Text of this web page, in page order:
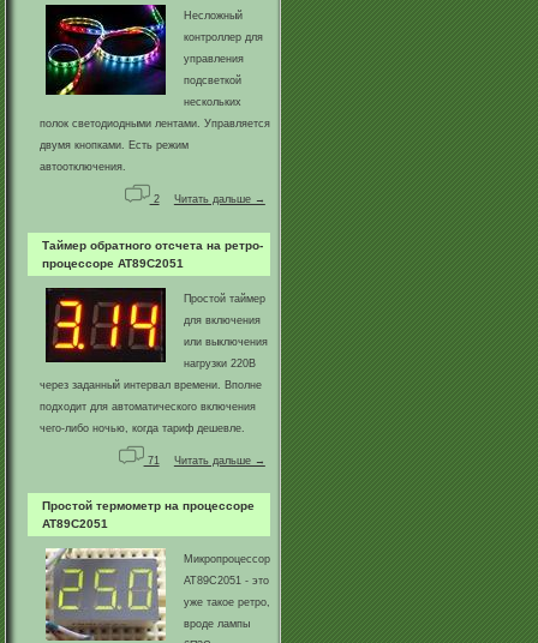
Несложный
контроллер для
управления
подсветкой
нескольких
полок светодиодными лентами. Управляется
двумя кнопками. Есть режим
автоотключения.
2 Читать дальше →
Таймер обратного отсчета на ретро-
процессоре AT89C2051
Простой таймер
для включения
или выключения
нагрузки 220В
через заданный интервал времени. Вполне
подходит для автоматического включения
чего-либо ночью, когда тариф дешевле.
71 Читать дальше →
Простой термометр на процессоре
AT89C2051
Микропроцессор
AT89C2051 - это
уже такое ретро,
вроде лампы